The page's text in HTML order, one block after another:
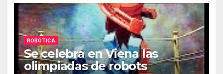
ROBOTICA
Se celebra en Viena las
olimpiadas de robots